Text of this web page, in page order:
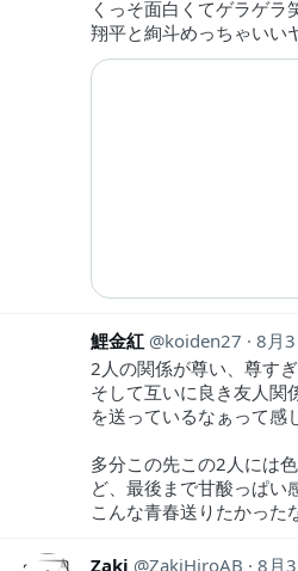
くっそ面白くてゲラゲラ
翔平と絢斗めっちゃいい
鯉金紅 koiden27
8月3
2人の関係が尊い、尊す
そして互いに良き友人関
を送っているなぁって感
多分この先この2人には
ど、最後まで甘酸っぱい
こんな青春送りたかった
Zaki ZakiHiroAB
8月